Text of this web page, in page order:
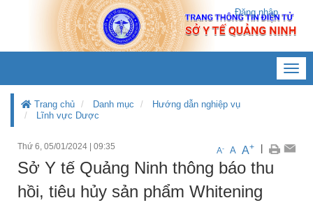
Đăng nhập
Trang chủ Danh mục
Hướng dẫn nghiệp vụ
Lĩnh vực Dược
Thứ 6, 05/01/2024 09:35 A- A A+
Sở Y tế Quảng Ninh thông báo thu
hồi, tiêu hủy sản phẩm Whitening